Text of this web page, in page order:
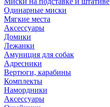
Одинарные миски
Мягкие места
Аксессуары
Домики
Лежанки
Амуниция для собак
Адресники
Вертюги, карабины
Комплекты
Намордники
Аксессуары